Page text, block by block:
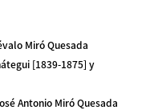
Miró Quesada
[1839-1875] y
Antonio Miró Quesada